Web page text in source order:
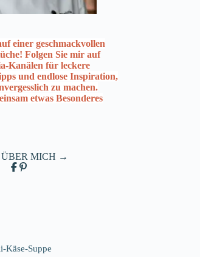
einer geschmackvollen
Folgen Sie mir auf
Kanälen für leckere
und endlose Inspiration,
zu machen.
etwas Besonderes
MICH →
Käse-Suppe